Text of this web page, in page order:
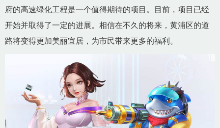
府的高速绿化工程是一个值得期待的项目。目前，项目已经
开始并取得了一定的进展。相信在不久的将来，黄浦区的道
路将变得更加美丽宜居，为市民带来更多的福利。